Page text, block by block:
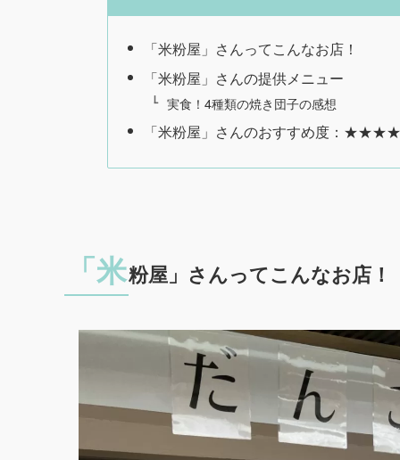
「米粉屋」さんってこんなお店！
「米粉屋」さんの提供メニュー
実食！4種類の焼き団子の感想
「米粉屋」さんのおすすめ度：